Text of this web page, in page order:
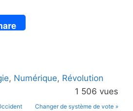
, Numérique, Révolution
1 506 vues
Changer de système de vote »